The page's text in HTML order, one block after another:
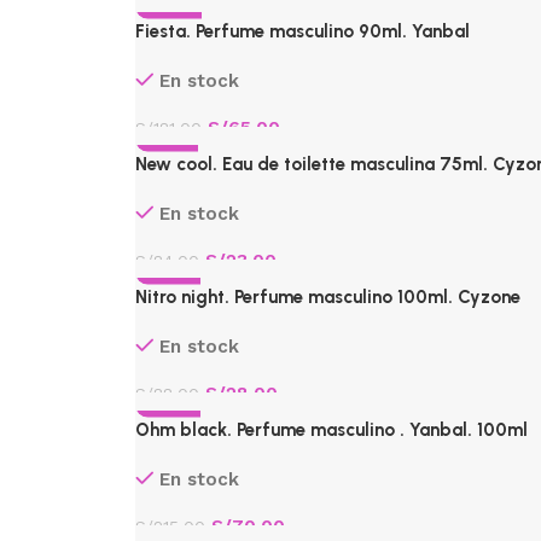
-64%
Fiesta. Perfume masculino 90ml. Yanbal
En stock
S/181.00 S/65.00
-73%
New cool. Eau de toilette masculina 75ml.
En stock
S/84.00 S/23.00
-68%
Nitro night. Perfume masculino 100ml. Cyzone
En stock
S/88.00 S/28.00
-67%
Ohm black. Perfume masculino . Yanbal. 100ml
En stock
S/215.00 S/70.00